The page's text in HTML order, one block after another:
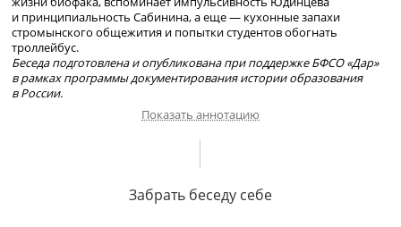
и принципиальность Сабинина, а еще — кухонные запахи
стромынского общежития и попытки студентов обогнать
троллейбус.
Беседа подготовлена и опубликована при поддержке БФСО «Дар»
в рамках программы документирования истории образования
в России.
Поступление братьев в МГУ; поступление на биологический
факультет МГУ в 1946 г. Впечатления от Московского университета
Показать аннотацию
Забрать беседу себе